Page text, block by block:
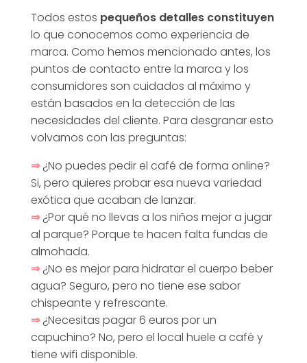
e
M
a
r
c
a
]
Todos estos pequeños detalles constituyen
lo que conocemos como experiencia de
marca. Como hemos mencionado antes, los
puntos de contacto entre la marca y los
consumidores son cuidados al máximo y
están basados en la detección de las
necesidades del cliente. Para desgranar esto
volvamos con las preguntas:
⇒¿No puedes pedir el café de forma online?
Si, pero quieres probar esa nueva variedad
exótica que acaban de lanzar.
⇒¿Por qué no llevas a los niños mejor a jugar
al parque? Porque te hacen falta fundas de
almohada.
⇒¿No es mejor para hidratar el cuerpo beber
agua? Seguro, pero no tiene ese sabor
chispeante y refrescante.
⇒¿Necesitas pagar 6 euros por un
capuchino? No, pero el local huele a café y
tiene wifi disponible.